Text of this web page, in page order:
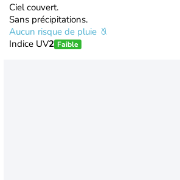
Ciel couvert.
Sans précipitations.
Aucun risque de pluie
Indice UV2 Faible